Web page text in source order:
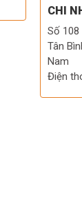
CHI
Số 108
Tân
Nam
Điện